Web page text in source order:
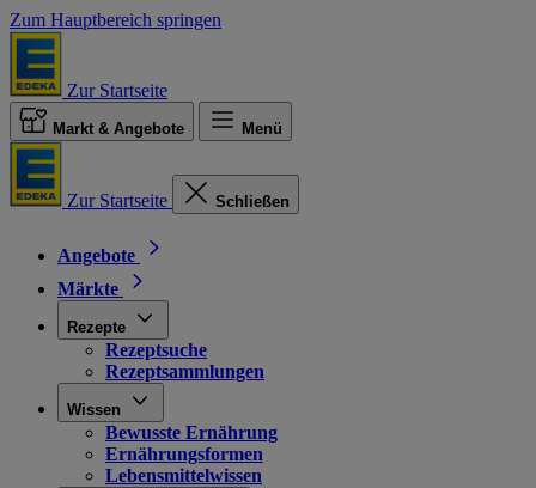
Zum Hauptbereich springen
Zur Startseite
Markt & Angebote Menü
Zur Startseite Schließen
Angebote
Märkte
Rezepte
Rezeptsuche
Rezeptsammlungen
Wissen
Bewusste Ernährung
Ernährungsformen
Lebensmittelwissen